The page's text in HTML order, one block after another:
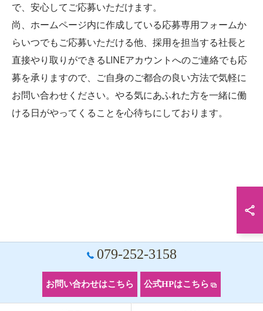
で、安心してご応募いただけます。
尚、ホームページ内に作成している応募専用フォームか
らいつでもご応募いただける他、採用を担当する社長と
直接やり取りができるLINEアカウントへのご連絡でも応
募を承りますので、ご自身のご都合の良い方法で気軽に
お問い合わせください。やる気にあふれた方を一緒に働
ける日がやってくることを心待ちにしております。
079-252-3158
お問い合わせはこちら 公式HPはこちら